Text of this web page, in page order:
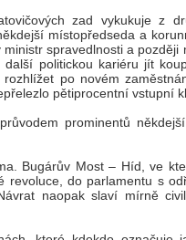
zad vykukuje z
místopředseda a
spravedlnosti a později
politickou kariéru jít
po novém
pětiprocentní vstupní
prominentů
Bugárův Most – Híd, ve
revoluce, do parlamentu s
naopak slaví mírně